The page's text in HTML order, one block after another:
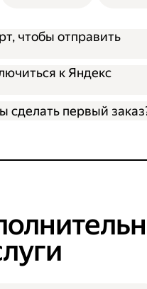
чтобы отправить
к Яндекс
сделать первый